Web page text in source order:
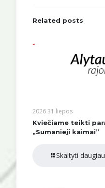
Related posts
2026 31 liepos
Kviečiame teikti
„Sumanieji kaimai”
Skaityti daugiau